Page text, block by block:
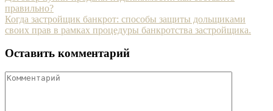
правильно?
Когда застройщик банкрот: способы защиты дольщиками
своих прав в рамках процедуры банкротства застройщика.
Оставить комментарий